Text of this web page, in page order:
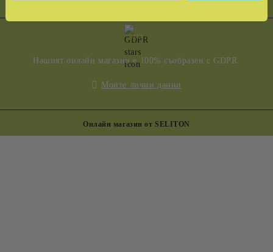
GDPR
Нашият онлайн магазин е 100% съобразен с GDPR.
Моите лични данни
Онлайн магазин от SELITON